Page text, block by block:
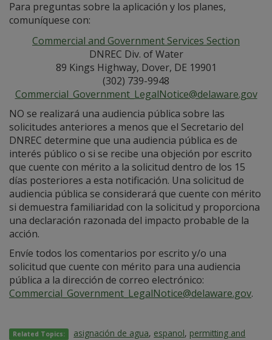
Para preguntas sobre la aplicación y los planes,
comuníquese con:
Commercial and Government Services Section
DNREC Div. of Water
89 Kings Highway, Dover, DE 19901
(302) 739-9948
Commercial_Government_LegalNotice@delaware.gov
NO se realizará una audiencia pública sobre las
solicitudes anteriores a menos que el Secretario del
DNREC determine que una audiencia pública es de
interés público o si se recibe una objeción por escrito
que cuente con mérito a la solicitud dentro de los 15
días posteriores a esta notificación. Una solicitud de
audiencia pública se considerará que cuente con mérito
si demuestra familiaridad con la solicitud y proporciona
una declaración razonada del impacto probable de la
acción.
Envíe todos los comentarios por escrito y/o una
solicitud que cuente con mérito para una audiencia
pública a la dirección de correo electrónico:
Commercial_Government_LegalNotice@delaware.gov.
Related Topics: asignación de agua, espanol, permitting and